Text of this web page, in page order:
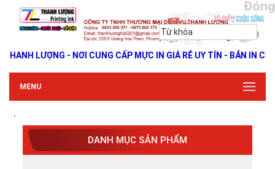
Đóng
LƯỢNG - NƠI CUNG CẤP MỰC IN GIÁ RẺ UY TÍN - BẢN IN
MENU
`
DANH MỤC SẢN PHẨM